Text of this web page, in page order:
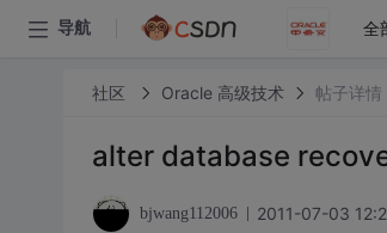
导航 全
社区 Oracle 高级技术 帖子详情
alter database
bjwang112006 2011-07-03